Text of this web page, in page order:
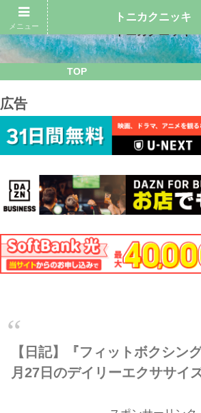
TOP
広告
【日記】『フィットボクシン
月27日のデイリーエクササイ
メニュー
トニカクニッキ